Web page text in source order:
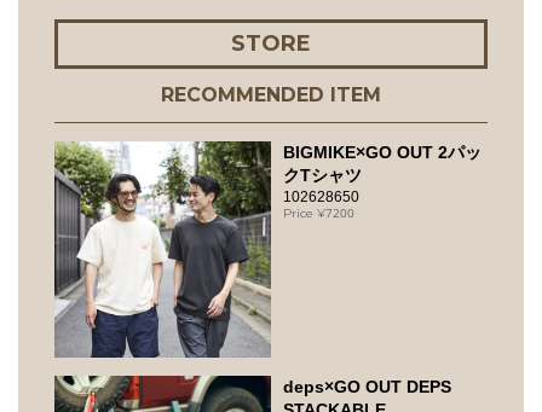
STORE
RECOMMENDED ITEM
BIGMIKE×GO OUT 2パッ
クTシャツ
102628650
7200
deps×GO OUT DEPS